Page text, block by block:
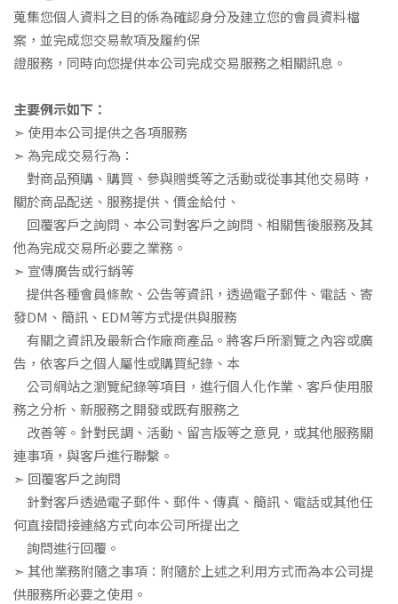
蒐集您個人資料之目的係為確認身分及建立您的會員資料檔
案，並完成您交易款項及履約保
證服務，同時向您提供本公司完成交易服務之相關訊息。
主要例示如下：
➣使用本公司提供之各項服務
➣為完成交易行為：
對商品預購、購買、參與贈獎等之活動或從事其他交易時，
關於商品配送、服務提供、價金給付、
回覆客戶之詢問、本公司對客戶之詢問、相關售後服務及其
他為完成交易所必要之業務。
➣ 宣傳廣告或行銷等
提供各種會員條款、公告等資訊，透過電子郵件、電話、寄
發DM 、簡訊、 EDM等方式提供與服務
有關之資訊及最新合作廠商產品。將客戶所瀏覽之內容或廣
告，依客戶之個人屬性或購買紀錄、本
公司網站之瀏覽紀錄等項目，進行個人化作業、客戶使用服
務之分析、新服務之開發或既有服務之
改善等。針對民調、活動、留言版等之意見，或其他服務關
連事項，與客戶進行聯繫。
➣ 回覆客戶之詢問
針對客戶透過電子郵件、郵件、傳真、簡訊、電話或其他任
何直接間接連絡方式向本公司所提出之
詢問進行回覆。
➣其他業務附隨之事項：附隨於上述之利用方式而為本公司提
供服務所必要之使用。